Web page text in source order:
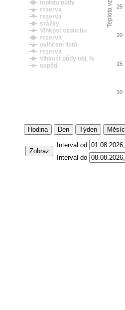
teplota půdy
rezerva
rezerva
srážky
Vlhkost vzduchu
rezerva
ovlhčení listů
rezerva
vlhkost půdy obj. %
napětí
10
15
20
25
Hodina Den Týden Měsíc
Zobraz
Interval od
Interval do